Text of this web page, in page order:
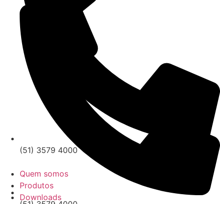
(51) 3579 4000
Quem somos
Produtos
Downloads